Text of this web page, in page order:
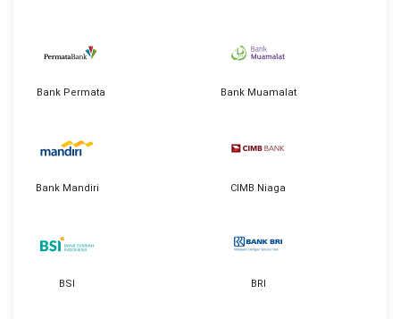
Bank Permata Bank Muamalat
Bank Mandiri CIMB Niaga
BSI BRI